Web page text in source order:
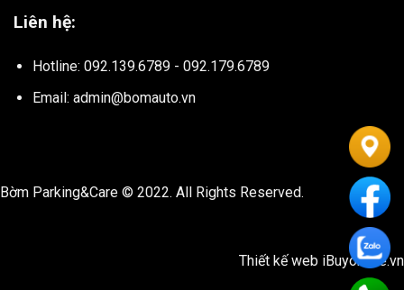
Liên hệ:
Hotline: 092.139.6789 - 092.179.6789
Email: admin@bomauto.vn
Bờm Parking&Care © 2022. All Rights Reserved.
Thiết kế web iBuyonline.vn